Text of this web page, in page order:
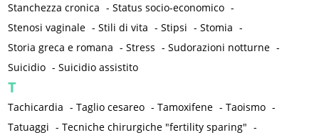
Stanchezza cronica -Status socio-economico -
Stenosi vaginale -Stili di vita -Stipsi -Stomia -
Storia greca e romana -Stress -Sudorazioni notturne -
Suicidio -Suicidio assistito
T
Tachicardia -Taglio cesareo -Tamoxifene -Taoismo -
Tatuaggi -Tecniche chirurgiche "fertility sparing" -